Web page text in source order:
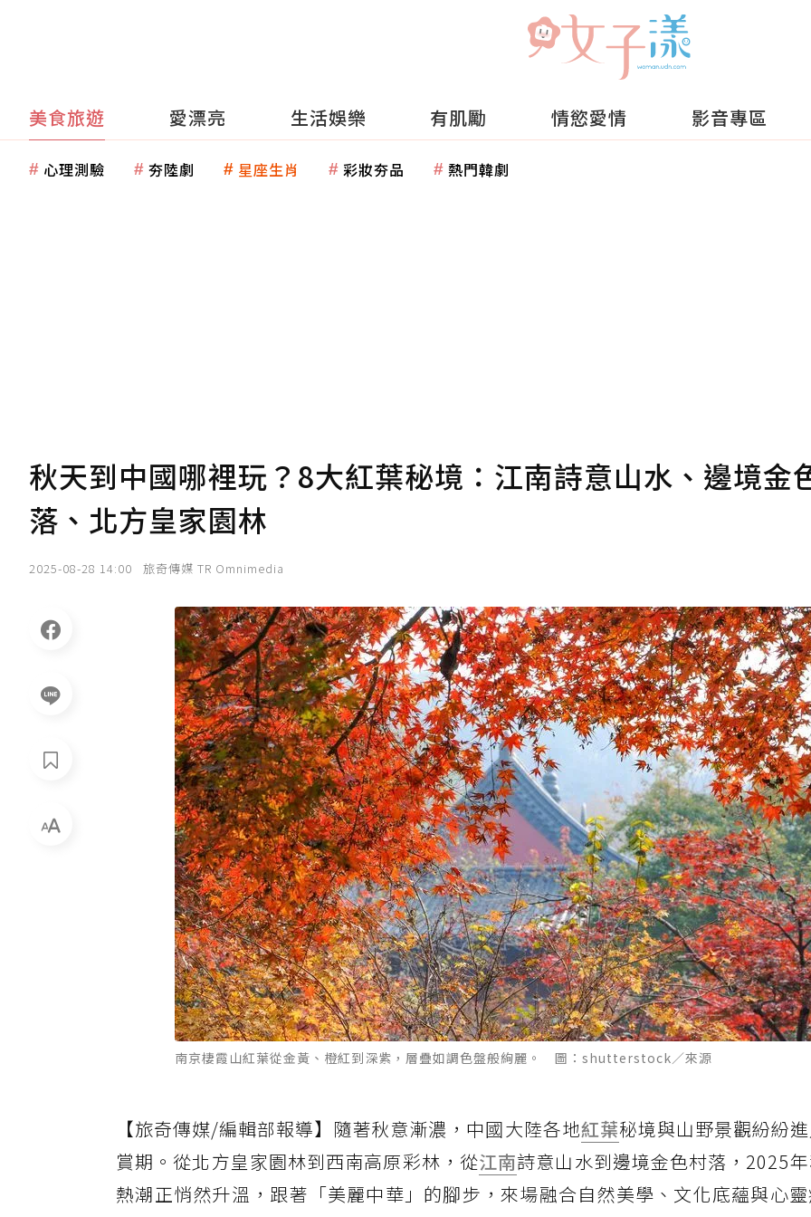
美食旅遊 愛漂亮 生活娛樂 有肌勵 情慾愛情 影音專區
心理測驗 夯陸劇 星座生肖 彩妝夯品 熱門韓劇
秋天到中國哪裡玩？8大紅葉秘境：江南詩意山水、邊境金
落、北方皇家園林
2025-08-28 14:00 旅奇傳媒 TR Omnimedia
南京棲霞山紅葉從金黃、橙紅到深紫，層疊如調色盤般絢麗。 圖：shutterstock／來源
【旅奇傳媒/編輯部報導】隨著秋意漸濃，中國大陸各地紅葉秘境與山野景觀紛紛
賞期。從北方皇家園林到西南高原彩林，從江南詩意山水到邊境金色村落，2025
熱潮正悄然升溫，跟著「美麗中華」的腳步，來場融合自然美學、文化底蘊與心